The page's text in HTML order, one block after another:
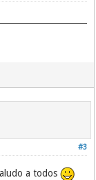
#3
a todos